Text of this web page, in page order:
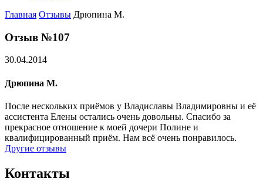
Главная Отзывы Дрюпина М.
Отзыв №107
30.04.2014
Дрюпина М.
После нескольких приёмов у Владиславы Владимировны и её
ассистента Елены остались очень довольны. Спасибо за
прекрасное отношение к моей дочери Полине и
квалифицированный приём. Нам всё очень понравилось.
Другие отзывы
Контакты